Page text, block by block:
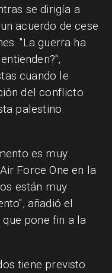
se dirigía a
acuerdo de cese
"La guerra ha
cuando le
del conflicto
palestino
es muy
Force One en la
están muy
añadió el
pone fin a la
tiene previsto